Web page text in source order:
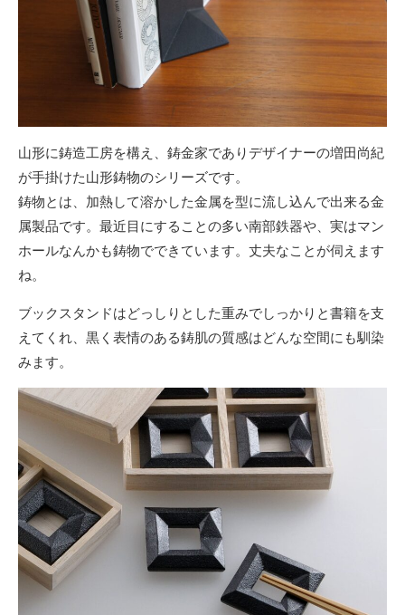
山形に鋳造工房を構え、鋳金家でありデザイナーの増田尚紀
が手掛けた山形鋳物のシリーズです。
鋳物とは、加熱して溶かした金属を型に流し込んで出来る金
属製品です。最近目にすることの多い南部鉄器や、実はマン
ホールなんかも鋳物でできています。丈夫なことが伺えます
ね。
ブックスタンドはどっしりとした重みでしっかりと書籍を支
えてくれ、黒く表情のある鋳肌の質感はどんな空間にも馴染
みます。